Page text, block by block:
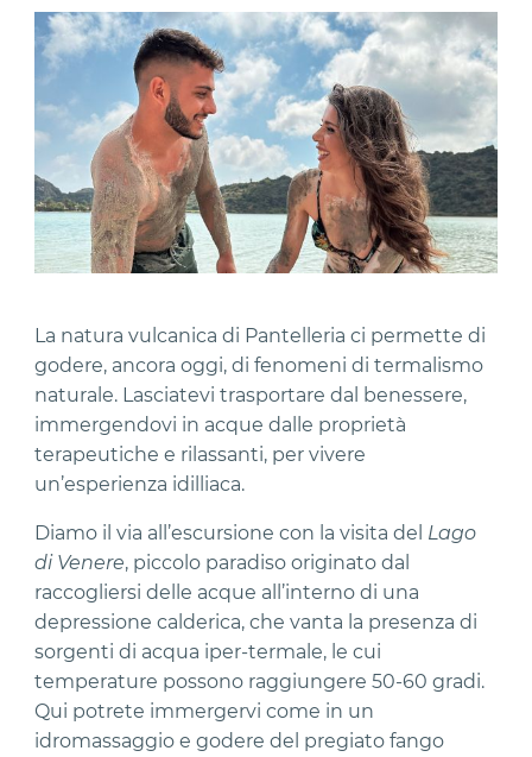
La natura vulcanica di Pantelleria ci permette di
godere, ancora oggi, di fenomeni di termalismo
naturale. Lasciatevi trasportare dal benessere,
immergendovi in acque dalle proprietà
terapeutiche e rilassanti, per vivere
un’esperienza idilliaca.
Diamo il via all’escursione con la visita del Lago
di Venere, piccolo paradiso originato dal
raccogliersi delle acque all’interno di una
depressione calderica, che vanta la presenza di
sorgenti di acqua iper-termale, le cui
temperature possono raggiungere 50-60 gradi.
Qui potrete immergervi come in un
idromassaggio e godere del pregiato fango